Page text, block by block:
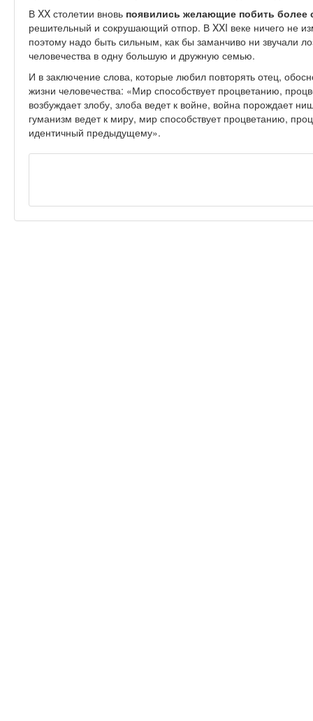
В XX столетии вновь появились желаю­щие побить более
решительный и со­крушающий отпор. В XXI веке ничего не
поэтому надо быть сильным, как бы за­манчиво ни звучали
человечества в одну большую и дружную семью.
И в заключение слова, которые любил повторять отец,
жизни человечества: «Мир способствует процветанию,
возбуждает злобу, злоба ведет к войне, война порождает
гуманизм ведет к миру, мир способствует процветанию,
идентичный предыдущему».